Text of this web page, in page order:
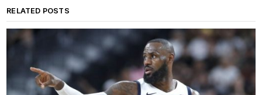
RELATED POSTS